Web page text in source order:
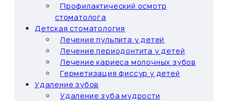
Профилактический осмотр
стоматолога
Детская стоматология
Лечение пульпита у детей
Лечение периодонтита у детей
Лечение кариеса молочных зубов
Герметизация фиссур у детей
Удаление зубов
Удаление зуба мудрости